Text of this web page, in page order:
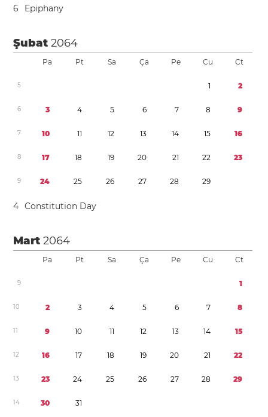
6
Epiphany
Şubat2064
Pa Pt Sa Ça Pe Cu Ct
5 1 2
6 3 4 5 6 7 8 9
7 10 11 12 13 14 15 16
8 17 18 19 20 21 22 23
9 24 25 26 27 28 29
4 Constitution Day
Mart2064
Pa Pt Sa Ça Pe Cu Ct
9 1
10 2 3 4 5 6 7 8
11 9 10 11 12 13 14 15
12 16 17 18 19 20 21 22
13 23 24 25 26 27 28 29
14 30 31